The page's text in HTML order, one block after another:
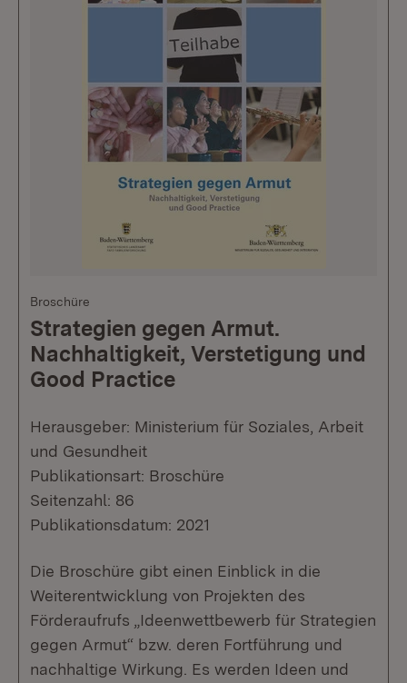
Broschüre
Strategien gegen Armut.
Nachhaltigkeit, Verstetigung und
Good Practice
Herausgeber: Ministerium für Soziales, Arbeit
und Gesundheit
Publikationsart: Broschüre
Seitenzahl: 86
Publikationsdatum: 2021
Die Broschüre gibt einen Einblick in die
Weiterentwicklung von Projekten des
Förderaufrufs „Ideenwettbewerb für Strategien
gegen Armut“ bzw. deren Fortführung und
nachhaltige Wirkung. Es werden Ideen und